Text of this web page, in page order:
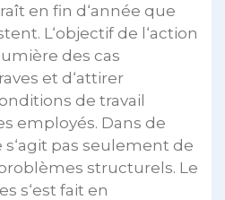
en fin d‘année que
L‘objectif de l‘action
des cas
et d‘attirer
de travail
employés. Dans de
pas seulement de
structurels. Le
s‘est fait en